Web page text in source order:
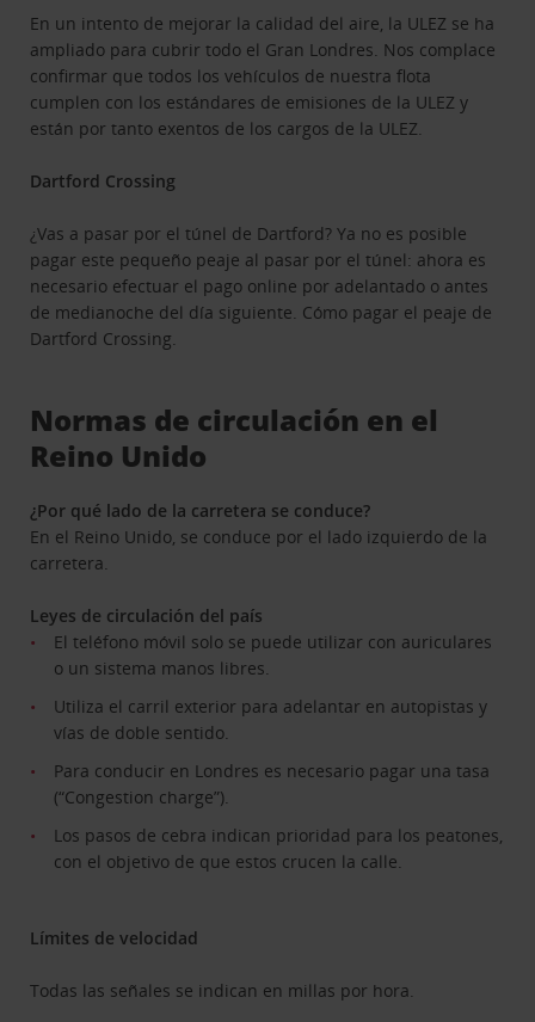
En un intento de mejorar la calidad del aire, la ULEZ se ha
ampliado para cubrir todo el Gran Londres. Nos complace
confirmar que todos los vehículos de nuestra flota
cumplen con los estándares de emisiones de la ULEZ y
están por tanto exentos de los cargos de la ULEZ.
Dartford Crossing
¿Vas a pasar por el túnel de Dartford? Ya no es posible
pagar este pequeño peaje al pasar por el túnel: ahora es
necesario efectuar el pago online por adelantado o antes
de medianoche del día siguiente. Cómo pagar el peaje de
Dartford Crossing.
Normas de circulación en el
Reino Unido
¿Por qué lado de la carretera se conduce?
En el Reino Unido, se conduce por el lado izquierdo de la
carretera.
Leyes de circulación del país
El teléfono móvil solo se puede utilizar con auriculares
o un sistema manos libres.
Utiliza el carril exterior para adelantar en autopistas y
vías de doble sentido.
Para conducir en Londres es necesario pagar una tasa
(“Congestion charge”).
Los pasos de cebra indican prioridad para los peatones,
con el objetivo de que estos crucen la calle.
Límites de velocidad
Todas las señales se indican en millas por hora.